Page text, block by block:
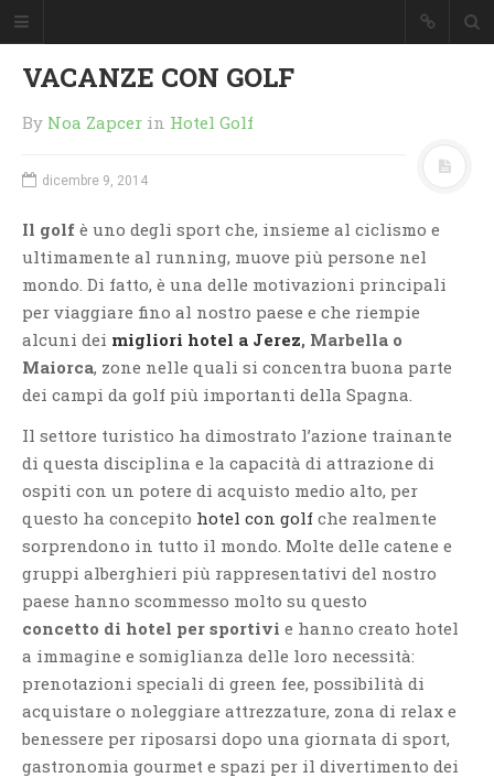
VACANZE CON GOLF
By Noa Zapcer in Hotel Golf
dicembre 9, 2014
Il golf è uno degli sport che, insieme al ciclismo e
ultimamente al running, muove più persone nel
mondo. Di fatto, è una delle motivazioni principali
per viaggiare fino al nostro paese e che riempie
alcuni dei migliori hotel a Jerez, Marbella o
Maiorca, zone nelle quali si concentra buona parte
dei campi da golf più importanti della Spagna.
Il settore turistico ha dimostrato l’azione trainante
di questa disciplina e la capacità di attrazione di
ospiti con un potere di acquisto medio alto, per
questo ha concepito hotel con golf che realmente
sorprendono in tutto il mondo. Molte delle catene e
gruppi alberghieri più rappresentativi del nostro
paese hanno scommesso molto su questo
concetto di hotel per sportivi e hanno creato hotel
a immagine e somiglianza delle loro necessità:
prenotazioni speciali di green fee, possibilità di
acquistare o noleggiare attrezzature, zona di relax e
benessere per riposarsi dopo una giornata di sport,
gastronomia gourmet e spazi per il divertimento dei